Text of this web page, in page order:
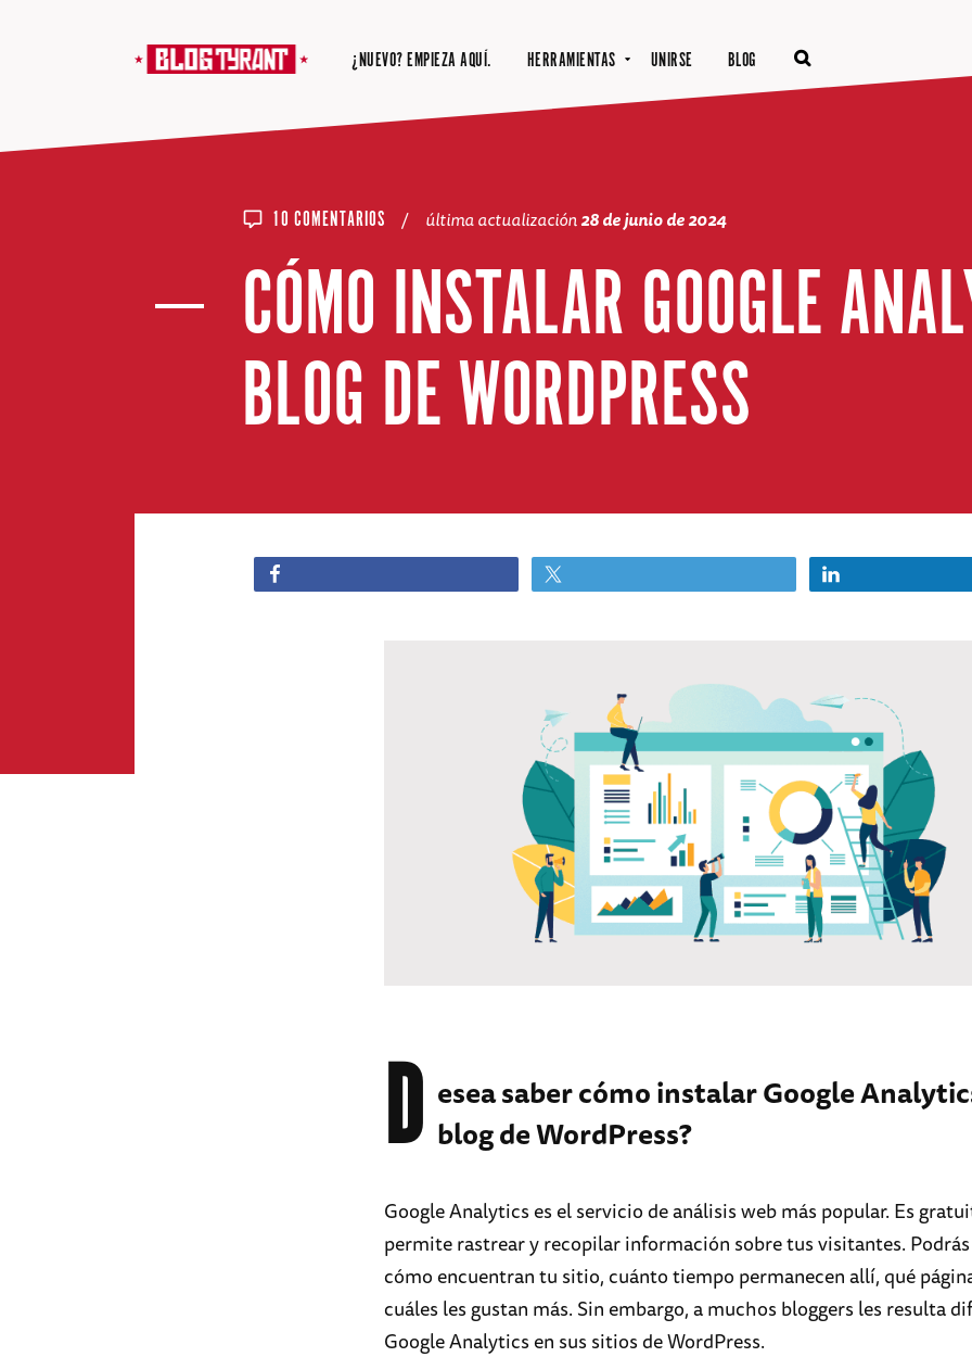
¿NUEVO? EMPIEZA AQUÍ. HERRAMIENTAS UNIRSE BLOG
10 COMENTARIOS / última actualización28 de junio de 2024
CÓMO INSTALAR GOOGLE
BLOG DE WORDPRESS
D esea saber cómo instalar Google
blog de WordPress?
Google Analytics es el servicio de análisis web más popular. Es
permite rastrear y recopilar información sobre tus visitantes.
cómo encuentran tu sitio, cuánto tiempo permanecen allí, qué
cuáles les gustan más. Sin embargo, a muchos bloggers les resulta
Google Analytics en sus sitios de WordPress.